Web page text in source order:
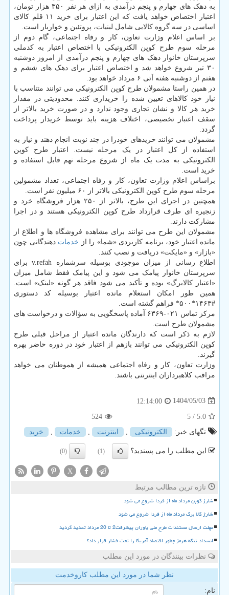
به دهک های چهارم و پنجم درآمدی به ازای هر نفر ۳۵۰ هزار تومان،
اعتبار اختصاص خواهد یافت که این اعتبار برای خرید ۱۱ قلم کالای
اساسی در سه گروه کالایی شامل لبنیات، پروتئین و خواربار است.
بر اساس اعلام وزارت تعاون، کار و رفاه اجتماعی، گام دوم از
مرحله سوم طرح کوپن الکترونیکی با اختصاص اعتبار به کدملی
سرپرستان خانوار دهک های چهارم و پنجم درآمدی از امروز دوشنبه
۳۰ تیر شروع خواهد شد و اختصاص اعتبار برای دهک های ششم و
هفتم از دوشنبه هفته آتی ۶ مرداد خواهد بود.
در همین راستا مشمولان طرح کوپن الکترونیکی می توانند متناسب با
نیاز خود کالاهای تعیین شده را خریداری کنند. محدودیتی در مقدار
خرید هر کالا و نشان تجاری وجود ندارد و در صورت خرید بالاتر از
سقف اعتبار تخصیصی، اختلاف هزینه باید توسط خریدار پرداخت
گردد.
مشمولان می توانند خریدهای خودرا در چند نوبت انجام دهند و نیاز به
استفاده از کل اعتبار در یک مرحله نیست. اعتبار طرح کوپن
الکترونیکی به مدت یک ماه از شروع مرحله نهم قابل استفاده و
خرید است.
براساس اعلام وزارت تعاون، کار و رفاه اجتماعی، تعداد مشمولین
مرحله سوم طرح کوپن الکترونیکی بالاتر از ۶۰ میلیون نفر است.
همچنین در اجرای این طرح، بالاتر از ۲۵۰ هزار فروشگاه خرد و
زنجیره ای طرف قرارداد طرح کوپن الکترونیکی هستند و در اجرا
مشارکت دارند.
مشمولان این طرح می توانند برای مشاهده فروشگاه ها و اطلاع از
مانده اعتبار خود، برنامه کاربردی «شما» را از خدمات دهندگانی چون
«بازار» و «مایکت» دریافت و نصب کنند.
اطلاع رسانی از میزان موجودی بوسیله سرشماره v.refah برای
سرپرستان خانوار پیامک می شود و این پیامک فقط شامل میزان
«اعتبار کالابرگ» بوده و تأکید می شود فاقد هر گونه «لینک» است.
همین طور امکان استعلام مانده اعتبار بوسیله کد دستوری
#۱۴۶۳*۵۰۰* فراهم گشته است.
مرکز تماس ۰۲۱-۶۳۶۹ آماده پاسخگویی به سؤالات و درخواست های
مشمولان طرح است.
لازم به ذکر است که دارندگان مانده اعتبار از مراحل قبلی طرح
کوپن الکترونیکی می توانند بازهم از اعتبار خود در دوره حاضر بهره
گیرند.
وزارت تعاون، کار و رفاه اجتماعی همیشه از هموطنان می خواهد
مراقب کلاهبرداران اینترنتی باشند.
1404/05/03
12:14:00
5.0
/ 5
524
تگهای خبر:
الكترونیكی اینترنت خدمات خرید
این مطلب را می پسندید؟ (1)
(0)
X
تازه ترین مطالب مرتبط
شارژ کوپن مرداد ماه از فردا شروع می شود
شارژ کالا برگ مرداد ماه از فردا شروع می شود
مهلت ارسال مستندات طرح ملی یاوران پیشرفت2 تا 20 مرداد تمدید گردید
انسداد تنگه هرمز چطور اقتصاد آمریکا را تحت فشار قرار داد؟
نظرات بینندگان در مورد این مطلب
نظر شما در مورد این مطلب کاروخدمت
نام: